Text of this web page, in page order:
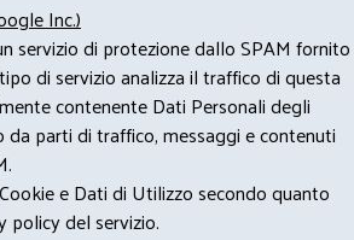
Inc.)
servizio di protezione dallo SPAM fornito
di servizio analizza il traffico di questa
contenente Dati Personali degli
parti di traffico, messaggi e contenuti
e Dati di Utilizzo secondo quanto
policy del servizio.